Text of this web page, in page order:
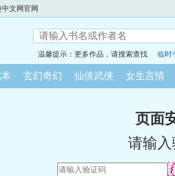
文网官网
温馨提示：更多作品，请搜索查找 临时
玄幻奇幻 仙侠武侠 女生言情
页面
请输入